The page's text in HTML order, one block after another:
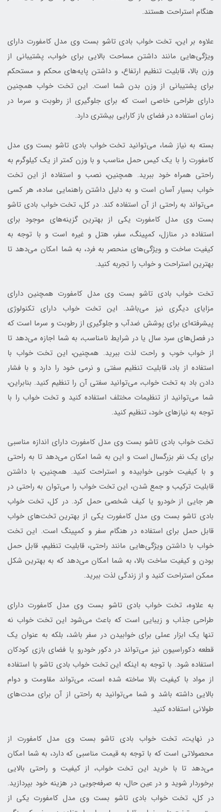
هنگام استراحت هستند.
علاوه بر این، تخت خواب بادی تاشو بست وی مدل کامفورت دارای
ویژگی‌هایی مانند داشتن مساحت بالایی برای خواب، پشتیبانی از
وزن بالا، قابلیت تنظیم ارتفاع، و داشتن پایه‌های محکم و مستحکم
برای پشتیبانی از وزن بدن شما است. این تخت خواب همچنین
دارای طراحی خاصی است که برای جلوگیری از رطوبت و سرما در
زمان استفاده در فضای باز کارایی بیشتری دارد.
بسته به نیاز شما، می‌توانید تخت خواب بادی تاشو بست وی مدل
کامفورت را با یک کیس حمل مناسب و با وزن کمتر از یک کیلوگرم به
راحتی همراه خود ببرید. همچنین، نصب و استفاده از این تخت
خواب بسیار آسان است و به دلیل داشتن راهنمایی ساده، هر کسی
می‌تواند به راحتی از آن استفاده کند. در کل، تخت خواب بادی تاشو
بست وی مدل کامفورت یکی از بهترین گزینه‌های موجود برای
استفاده در منازل، کمپینگ، سفر، هتل و غیره است و با توجه به
کیفیت ساخت و ویژگی‌های منحصر به فرد، به شما امکان می‌دهد تا
بهترین استراحت و خواب را تجربه کنید.
تخت خواب بادی تاشو بست وی مدل کامفورت همچنین دارای
مزایای دیگری نیز می‌باشد. این تخت خواب دارای تکنولوژی
پیشرفته‌ای برای پوشش ضدآب و جلوگیری از رطوبت و سرما است که
در فصل‌های سرد سال یا در شرایط نامناسب، به شما اجازه می‌دهد تا
از خواب خوب و راحت لذت ببرید. همچنین، این تخت خواب با
استفاده از باد، قابلیت تنظیم سفتی و نرمی خود را دارد و با فشار
دادن باد به تخت خواب، می‌توانید سفتی آن را تنظیم کنید. بنابراین،
شما می‌توانید از تنظیمات مختلف استفاده کنید و تخت خواب را با
توجه به نیازهای خود، تنظیم کنید.
تخت خواب بادی تاشو بست وی مدل کامفورت دارای اندازه مناسبی
برای یک نفر بزرگسال است و این به شما امکان می‌دهد تا به راحتی
و با کیفیت خوبی خوابیده و استراحت کنید. همچنین، با داشتن
قابلیت ترکیب و جمع شدن، این تخت خواب را می‌توان به راحتی در
هر جایی از خودرو یا کیف شخصی حمل کرد. در کل، تخت خواب
بادی تاشو بست وی مدل کامفورت یکی از بهترین تخت‌های خواب
قابل حمل برای استفاده در هنگام سفر و کمپینگ است. این تخت
خواب با داشتن ویژگی‌هایی مانند راحتی، قابلیت تنظیم، قابل حمل
بودن و کیفیت ساخت بالا، به شما امکان می‌دهد که به بهترین شکل
ممکن استراحت کنید و از زندگی لذت ببرید.
به علاوه، تخت خواب بادی تاشو بست وی مدل کامفورت دارای
طراحی جذاب و زیبایی است که باعث می‌شود این تخت خواب نه
تنها یک ابزار عملی برای خوابیدن در سفر باشد، بلکه به عنوان یک
قطعه دکوراسیون نیز می‌تواند در دکور خودرو یا فضای بازی کودکان
استفاده شود. با توجه به اینکه این تخت خواب بادی تاشو با استفاده
از مواد با کیفیت بالا ساخته شده است، می‌تواند مقاومت و دوام
بالایی داشته باشد و شما می‌توانید به راحتی از آن برای مدت‌های
طولانی استفاده کنید.
در نهایت، تخت خواب بادی تاشو بست وی مدل کامفورت از
محصولاتی است که با توجه به قیمت مناسبی که دارد، به شما امکان
می‌دهد تا با خرید این تخت خواب، از کیفیت و راحتی بالایی
برخوردار شوید و در عین حال، به صرفه‌جویی در هزینه خود بپردازید.
در کل، تخت خواب بادی تاشو بست وی مدل کامفورت یکی از